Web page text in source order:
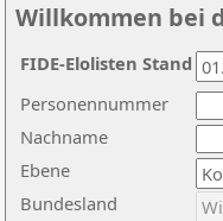
Willkommen bei
Nachname
Ebene
Personennummer
Bundesland
FIDE-Elolisten Stand